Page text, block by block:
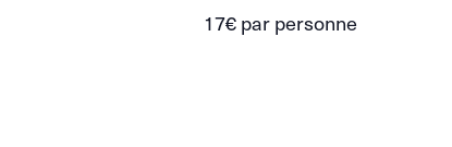
17€ par personne